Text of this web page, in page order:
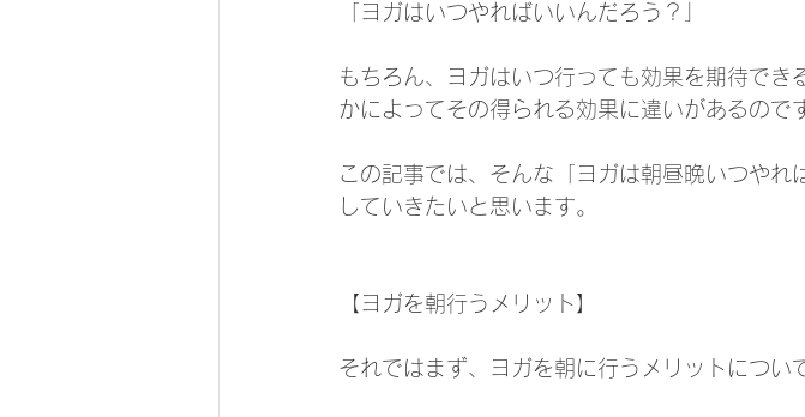
「ヨガはいつやればいいんだろう？」
もちろん、ヨガはいつ行っても効果を期待で
かによってその得られる効果に違いがあるので
この記事では、そんな「ヨガは朝昼晩いつや
していきたいと思います。
【ヨガを朝行うメリット】
それではまず、ヨガを朝に行うメリットについ